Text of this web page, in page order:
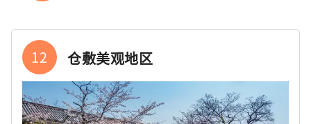
12 仓敷美观地区